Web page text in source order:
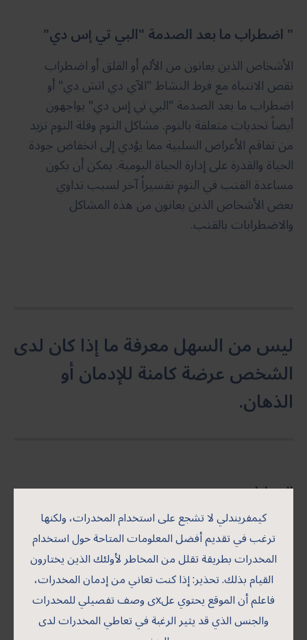
كيمفريندلي لا تشجع على استخدام المخدرات، ولكنها
ترغب في تقديم أفضل المعلومات المتاحة حول استخدام
المخدرات بطريقة تقلل من المخاطر لأولئك الذين يختارون
القيام بذلك. تحذير: إذا كنت تعاني من إدمان المخدرات،
فاعلم أن الموقع يحتوي علxى وصف تفصيلي للمخدرات
والجنس الذي قد يثير الرغبة في تعاطي المخدرات لدى
" اضطراب ما بعد الصدمة "البي تي إس دي"
الأشخاص الذين يعانون من الألم أو القلق أو اضطراب
نقص الانتباه مع فرط النشاط "الآي دي اتش دي" أو
اضطراب ما بعد الصدمة "البي تي إس دي" يواجهون
أيضاً تحديات متعلقة بالنوم. مشاكل النوم وقلة النوم تزيد
من تفاقم الأعراض السلبية مما يؤدي إلى انخفاض جودة
الحياة والقدرة على إدارة الحياة اليومية. يمكن أن يكون
مساعدة القنب في النوم تفسيراً آخر لسبب تداوي
بعض الأشخاص الذين يعانون من هذه المشاكل
والاضطرابات بالقنب.
ليس من السهل معرفة ما إذا كان لدى
الشخص عرضة كامنة للإدمان أو
الذهان.
المخاطر
من المهم ذكر أنه على الرغم من أن القنب يعتبر غير ضار
لمعظم الأشخاص ويرتبط بمخاطر قليلة، خاصة عند
استخدامه بشكل متقطع، إلا أن هناك نسبة صغيرة من
الناس يجب أن تكون حذرة عند استخدام القنب، وخاصة
عند استخدامه بشكل متكرر أو يومي. وهذا يتمحور حول
الأشخاص الذين لديهم عرضة كامنة لاضطرابات الذهان